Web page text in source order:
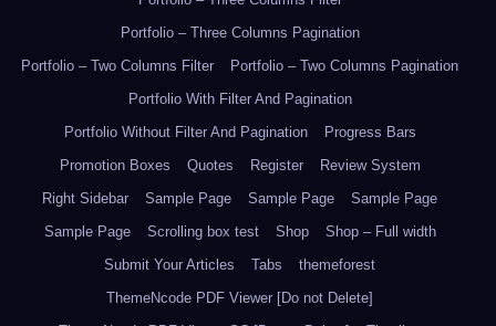
Portfolio – Three Columns Pagination
Portfolio – Two Columns Filter
Portfolio – Two Columns Pagination
Portfolio With Filter And Pagination
Portfolio Without Filter And Pagination
Progress Bars
Promotion Boxes
Quotes Register
Review System
Right Sidebar
Sample Page Sample Page
Sample Page
Sample Page
Scrolling box test Shop
Shop – Full width
Submit Your Articles
Tabs
themeforest
ThemeNcode PDF Viewer [Do not Delete]